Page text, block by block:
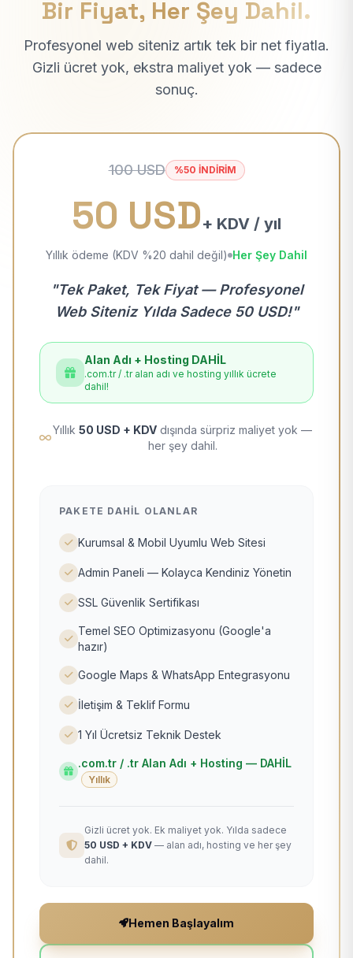
Bir Fiyat, Her Şey Dahil.
Profesyonel web siteniz artık tek bir net fiyatla.
Gizli ücret yok, ekstra maliyet yok — sadece
sonuç.
100 USD %50 İNDİRİM
50 USD+ KDV / yıl
Yıllık ödeme (KDV %20 dahil değil) Her Şey Dahil
"Tek Paket, Tek Fiyat — Profesyonel
Web Siteniz Yılda Sadece 50 USD!"
Alan Adı + Hosting DAHİL
.com.tr / .tr alan adı ve hosting yıllık ücrete
dahil!
Yıllık 50 USD + KDV dışında sürpriz maliyet yok —
her şey dahil.
PAKETE DAHIL OLANLAR
Kurumsal & Mobil Uyumlu Web Sitesi
Admin Paneli — Kolayca Kendiniz Yönetin
SSL Güvenlik Sertifikası
Temel SEO Optimizasyonu (Google'a
hazır)
Google Maps & WhatsApp Entegrasyonu
İletişim & Teklif Formu
1 Yıl Ücretsiz Teknik Destek
.com.tr / .tr Alan Adı + Hosting — DAHİL
Yıllık
Gizli ücret yok. Ek maliyet yok. Yılda sadece
50 USD + KDV — alan adı, hosting ve her şey
dahil.
Hemen Başlayalım